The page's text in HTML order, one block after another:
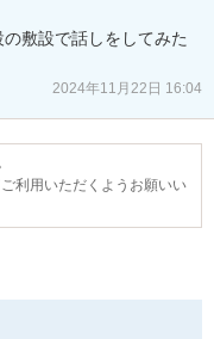
敷設で話しをしてみた
2024年11月22日 16:04
利用いただくようお願いい